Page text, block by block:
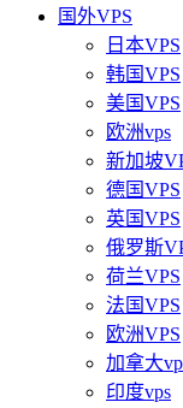
国外VPS
日本VPS
韩国VPS
美国VPS
欧洲vps
新加坡
德国VPS
英国VPS
俄罗斯
荷兰VPS
法国VPS
欧洲VPS
加拿大
印度vps